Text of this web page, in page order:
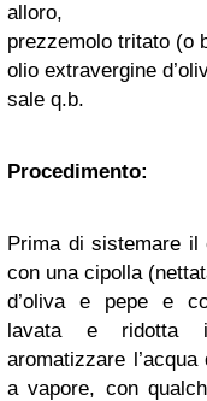
alloro,
prezzemolo tritato (o
olio extravergine
sale q.b.
Procedimento:
Prima di sistemare il
con una cipolla
d’oliva e pepe e
lavata e ridotta in
aromatizzare
a vapore, con